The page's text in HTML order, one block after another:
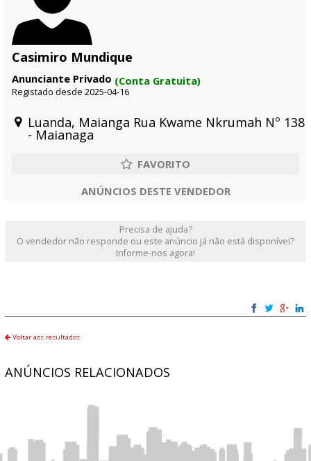
Casimiro Mundique
Anunciante Privado (Conta Gratuita)
Registado desde 2025-04-16
Luanda, Maianga Rua Kwame Nkrumah Nº 138
- Maianaga
ANÚNCIOS DESTE VENDEDOR
Precisa de ajuda?
O vendedor não responde ou este anúncio já não está disponível?
Informe-nos agora!
Voltar aos resultados
ANÚNCIOS RELACIONADOS